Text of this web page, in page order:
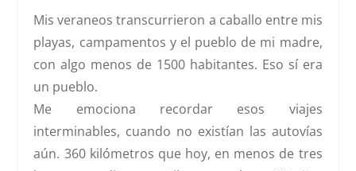
Mis veraneos transcurrieron a caballo entre mis
playas, campamentos y el pueblo de mi madre,
con algo menos de 1500 habitantes. Eso sí era
un pueblo.
Me emociona recordar esos viajes
interminables, cuando no existían las autovías
aún. 360 kilómetros que hoy, en menos de tres